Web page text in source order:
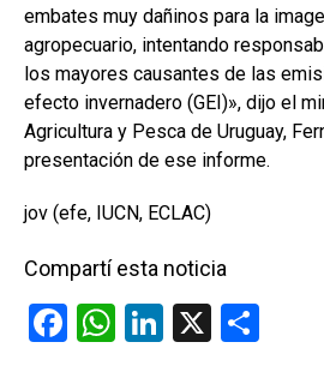
embates muy dañinos para la
agropecuario, intentando
los mayores causantes de las
efecto invernadero (GEI)», dijo el
Agricultura y Pesca de Uruguay,
presentación de ese informe.
jov (efe, IUCN, ECLAC)
Compartí esta noticia
F
W Li
X